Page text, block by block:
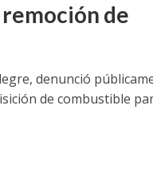
de
denunció
de combustible